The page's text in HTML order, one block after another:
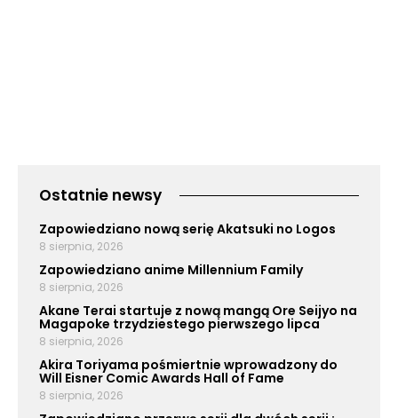
Ostatnie newsy
Zapowiedziano nową serię Akatsuki no Logos
8 sierpnia, 2026
Zapowiedziano anime Millennium Family
8 sierpnia, 2026
Akane Terai startuje z nową mangą Ore Seijyo na
Magapoke trzydziestego pierwszego lipca
8 sierpnia, 2026
Akira Toriyama pośmiertnie wprowadzony do
Will Eisner Comic Awards Hall of Fame
8 sierpnia, 2026